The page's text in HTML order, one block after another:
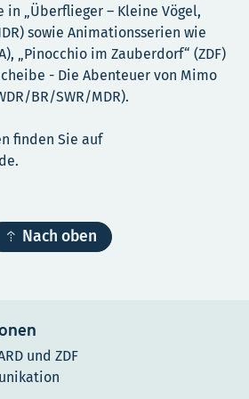
„Überflieger – Kleine Vögel,
sowie Animationsserien wie
„Pinocchio im Zauberdorf“ (ZDF)
- Die Abenteuer von Mimo
BR/SWR/MDR).
finden Sie auf
 Nach oben
und ZDF